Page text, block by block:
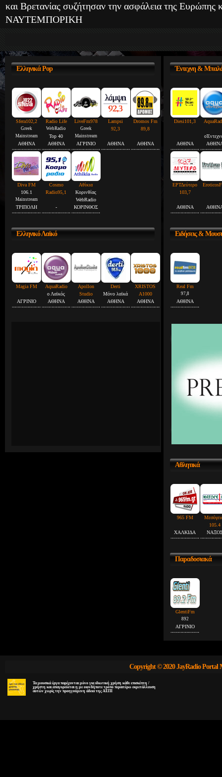
και Βρετανίας συζήτησαν την ασφάλεια της Ευρώπης
ΝΑΥΤΕΜΠΟΡΙΚΗ
ΕλληνικάPop
Sfera102,2
Greek
Mainstream
ΑΘΗΝΑ
Radio Life
WebRadio
Top 40
ΑΘΗΝΑ
LiveFm978
Greek
Mainstream
ΑΓΡΙΝΙΟ
Lampsi
92,3
ΑΘΗΝΑ
Dromos Fm
89,8
ΑΘΗΝΑ
Diva FM
106.1
Mainstream
ΤΡΙΠΟΛΗ
Cosmo
Radio95,1
-
Αθίκια
Κορινθίας
WebRadio
ΚΟΡΙΝΘΟΣ
ΕλληνικόΛαϊκό
Magia FM
ΑΓΡΙΝΙΟ
AquaRadio
ο Λαϊκός
ΑΘΗΝΑ
Apollon
Studio
ΑΘΗΝΑ
Derti
Μόνο λαϊκά
ΑΘΗΝΑ
XRISTOS
A1000
ΑΘΗΝΑ
Έντεχνη&
Diesi101,3
ΑΘΗΝΑ
ΕΡΤΔεύτερο
103,7
ΑΘΗΝΑ
Ειδήσεις&
Real Fm
97,8
ΑΘΗΝΑ
Αθλητικά
965 FM
ΧΑΛΚΙΔΑ
105.4
Παραδοσιακά
GlentiFm
892
ΑΓΡΙΝΙΟ
Copyright © 2020 JayRadio Portal
Τα μουσικά έργα παρέχονται μόνο για ιδιωτική χρήση κάθε επισκέπτη /
χρήστη και απαγορεύεται η με οιονδήποτε τρόπο περαιτέρω εκμετάλλευση
αυτών χωρίς την προηγούμενη άδεια της ΑΕΠΙ